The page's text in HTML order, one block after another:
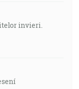
invieri.